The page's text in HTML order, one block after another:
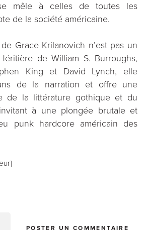
mêle à celles de toutes les
de la société américaine.
Grace Krilanovich n’est pas un
de William S. Burroughs,
King et David Lynch, elle
de la narration et offre une
de la littérature gothique et du
à une plongée brutale et
punk hardcore américain des
POSTER UN COMMENTAIRE